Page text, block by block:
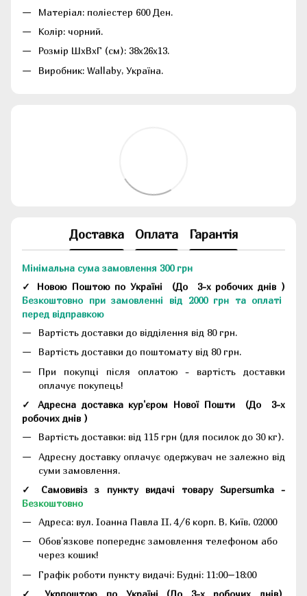
Матеріал: поліестер 600 Ден.
Колір: чорний.
Розмір ШхВхГ (см): 38x26x13.
Виробник: Wallaby, Україна.
Доставка Оплата Гарантія
Мінімальна сума замовлення 300 грн
✓ Новою Поштою по Україні (До 3-х робочих днів )
Безкоштовно при замовленні від 2000 грн та оплаті
перед відправкою
Вартість доставки до відділення від 80 грн.
Вартість доставки до поштомату від 80 грн.
При покупці після оплатою - вартість доставки
оплачує покупець!
✓ Адресна доставка кур'єром Нової Пошти (До 3-х
робочих днів )
Вартість доставки: від 115 грн (для посилок до 30 кг).
Адресну доставку оплачує одержувач не залежно від
суми замовлення.
✓ Самовивіз з пункту видачі товару Supersumka -
Безкоштовно
Адреса: вул. Іоанна Павла II, 4/6 корп. В, Київ, 02000
Обов'язкове попереднє замовлення телефоном або
через кошик!
Графік роботи пункту видачі: Будні: 11:00–18:00